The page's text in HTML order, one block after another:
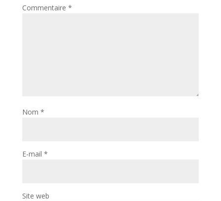
Commentaire *
Nom *
E-mail *
Site web